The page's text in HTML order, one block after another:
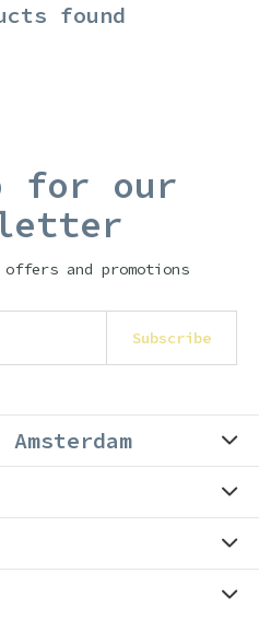
found
for our
and promotions
Subscribe